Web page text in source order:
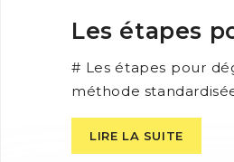
Les étapes
# Les étapes pour
méthode
LIRE LA SUITE